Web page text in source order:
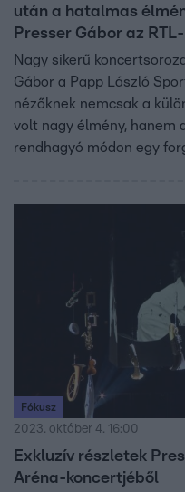
után a hatalmas
Presser Gábor az
Nagy sikerű
Gábor a Papp László
nézőknek nemcsak a
volt nagy élmény, hanem
rendhagyó módon egy
Fókusz
2023. október 4. 16:00
Exkluzív részletek
Aréna-koncertjéből